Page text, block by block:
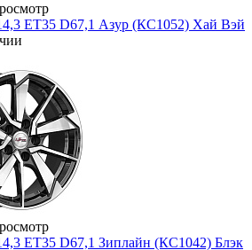
ET35 D67,1 Азур (КС1052) Хай Вэй
ET35 D67,1 Зиплайн (КС1042) Блэк